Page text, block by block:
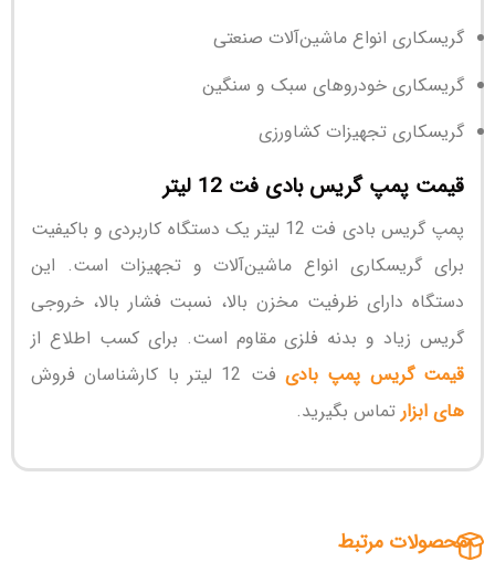
گریسکاری انواع ماشین‌آلات صنعتی
گریسکاری خودروهای سبک و سنگین
گریسکاری تجهیزات کشاورزی
قیمت پمپ گریس بادی فت 12 لیتر
پمپ گریس بادی فت 12 لیتر یک دستگاه کاربردی و باکیفیت
برای گریسکاری انواع ماشین‌آلات و تجهیزات است. این
دستگاه دارای ظرفیت مخزن بالا، نسبت فشار بالا، خروجی
گریس زیاد و بدنه فلزی مقاوم است. برای کسب اطلاع از
قیمت گریس پمپ بادیفت 12 لیتر با کارشناسان فروش
های ابزار تماس بگیرید.
محصولات مرتبط